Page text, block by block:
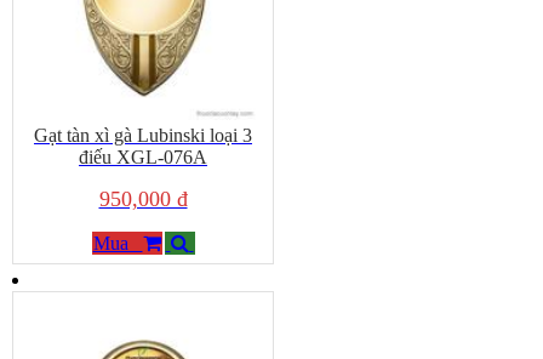
Gạt tàn xì gà Lubinski loại 3
điếu XGL-076A
950,000 đ
Mua